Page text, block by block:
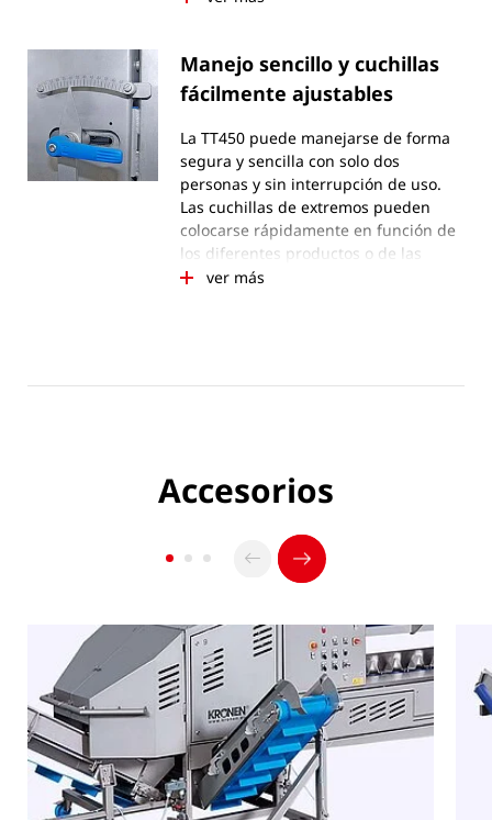
aviso de seguridad: la máquina se
detiene con las cubiertas abiertas.
Manejo sencillo y cuchillas
fácilmente ajustables
La TT450 puede manejarse de forma
segura y sencilla con solo dos
personas y sin interrupción de uso.
Las cuchillas de extremos pueden
colocarse rápidamente en función de
los diferentes productos o de las
características del producto para
ver más
Accesorios